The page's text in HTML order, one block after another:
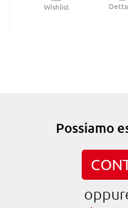
Wishlist
Possiamo